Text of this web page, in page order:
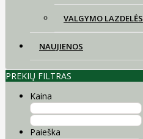
VALGYMO LAZDELĖS
NAUJIENOS
PREKIŲ FILTRAS
Kaina
Paieška